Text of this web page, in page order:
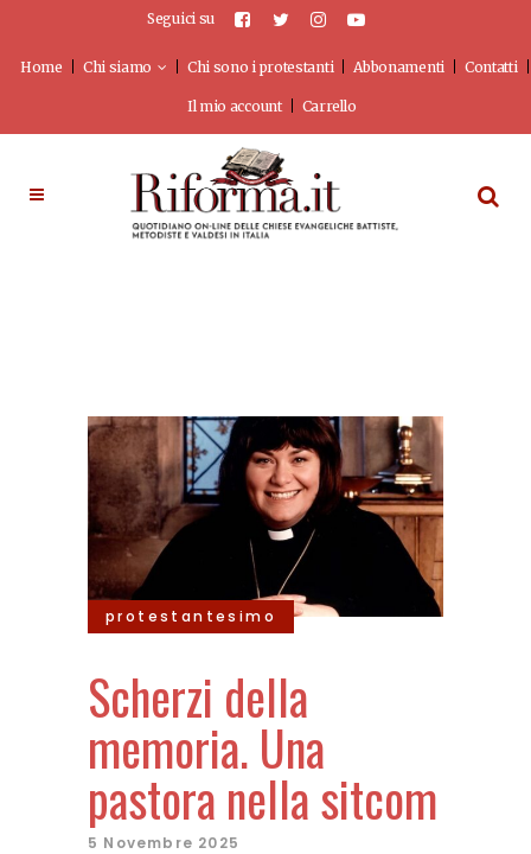
Seguici su
Home Chi siamo Chi sono i protestanti Abbonamenti Contatti
Il mio account Carrello
protestantesimo
Scherzi della
memoria. Una
pastora nella sitcom
5 Novembre 2025